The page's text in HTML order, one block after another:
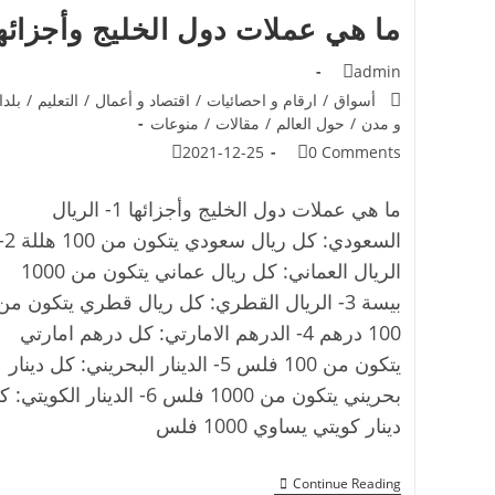
ما هي عملات دول الخليج
admin
أسواق / ارقام و احصائيات / اقتصاد و أعمال / التعليم /
و مدن / حول العالم / مقالات / منوعات
0 Comments
2021-12-25
ما هي عملات دول الخليج وأجزائها 1- الريال
السعودي: كل ريال
الريال العماني: كل ريال عماني يتكون من 1000
بيسة 3- الريال القطري: كل ريال قطري يتكون
100 درهم 4- الدرهم الامارتي: كل درهم امارتي
يتكون من 100 فلس 5- الدينار البحريني: كل دينار
بحريني يتكون من 1000 فلس 6- الدينار
دينار كويتي يساوي 1000 فلس
Continue Reading